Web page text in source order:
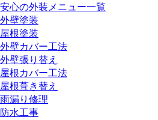
安心の外装メニュー一覧
外壁塗装
屋根塗装
外壁カバー工法
外壁張り替え
屋根カバー工法
屋根葺き替え
雨漏り修理
防水工事